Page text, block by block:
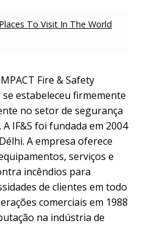
To Visit In The World
Fire & Safety
se estabeleceu firmemente
no setor de segurança
IF&S foi fundada em 2004
A empresa oferece
serviços e
incêndios para
de clientes em todo
comerciais em 1988
na indústria de